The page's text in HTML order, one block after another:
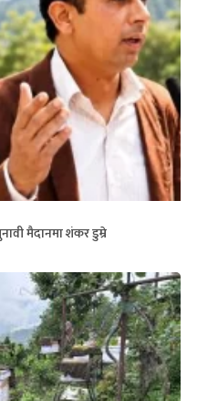
मैदानमा शंकर डुम्रे